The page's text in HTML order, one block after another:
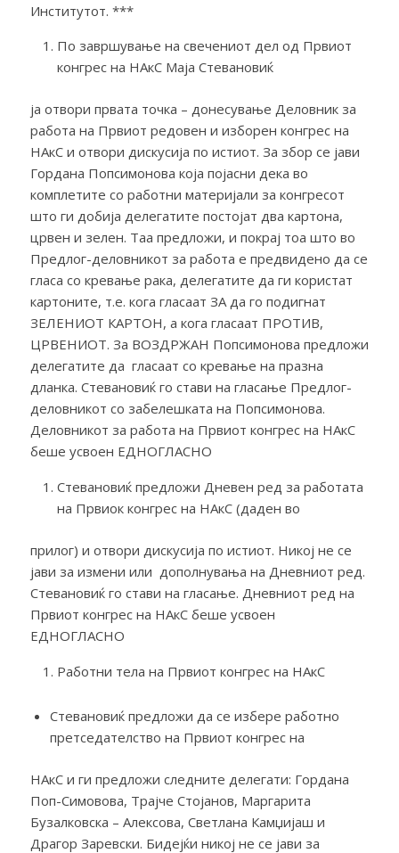
Институтот. ***
По завршување на свечениот дел од Првиот
конгрес на НАкС Маја Стевановиќ
ја отвори првата точка – донесување Деловник за
работа на Првиот редовен и изборен конгрес на
НАкС и отвори дискусија по истиот. За збор се јави
Гордана Попсимонова која појасни дека во
комплетите со работни материјали за конгресот
што ги добија делегатите постојат два картона,
црвен и зелен. Таа предложи, и покрај тоа што во
Предлог-деловникот за работа е предвидено да се
гласа со кревање рака, делегатите да ги користат
картоните, т.е. кога гласаат ЗА да го подигнат
ЗЕЛЕНИОТ КАРТОН, а кога гласаат ПРОТИВ,
ЦРВЕНИОТ. За ВОЗДРЖАН Попсимонова предложи
делегатите да гласаат со кревање на празна
дланка. Стевановиќ го стави на гласање Предлог-
деловникот со забелешката на Попсимонова.
Деловникот за работа на Првиот конгрес на НАкС
беше усвоен ЕДНОГЛАСНО
Стевановиќ предложи Дневен ред за работата
на Првиок конгрес на НАкС (даден во
прилог) и отвори дискусија по истиот. Никој не се
јави за измени или дополнувања на Дневниот ред.
Стевановиќ го стави на гласање. Дневниот ред на
Првиот конгрес на НАкС беше усвоен
ЕДНОГЛАСНО
Работни тела на Првиот конгрес на НАкС
Стевановиќ предложи да се избере работно
претседателство на Првиот конгрес на
НАкС и ги предложи следните делегати: Гордана
Поп-Симовова, Трајче Стојанов, Маргарита
Бузалковска – Алексова, Светлана Камџијаш и
Драгор Заревски. Бидејќи никој не се јави за